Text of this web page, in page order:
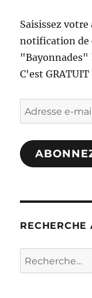
Saisissez
notification de
"Bayonnades"
C'est GRATUIT
Adresse
e-
mail
RECHERCHE
Recherche
pour :